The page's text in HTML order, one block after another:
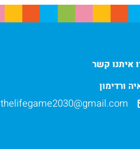
איתנו קשר
ורדימון
thelifegame2030@gmail.com